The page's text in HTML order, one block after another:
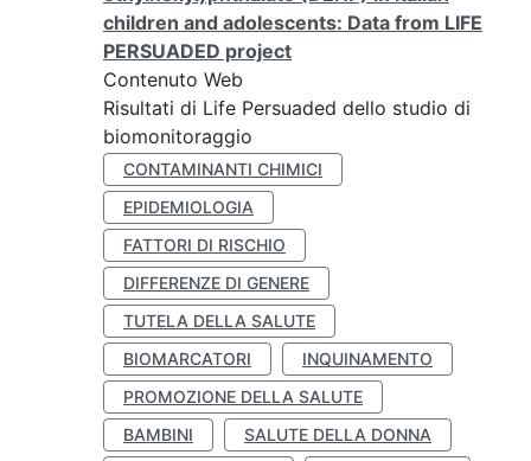
children and adolescents: Data from LIFE
PERSUADED project
Contenuto Web
Risultati di Life Persuaded dello studio di
biomonitoraggio
CONTAMINANTI CHIMICI
EPIDEMIOLOGIA
FATTORI DI RISCHIO
DIFFERENZE DI GENERE
TUTELA DELLA SALUTE
BIOMARCATORI
INQUINAMENTO
PROMOZIONE DELLA SALUTE
BAMBINI
SALUTE DELLA DONNA